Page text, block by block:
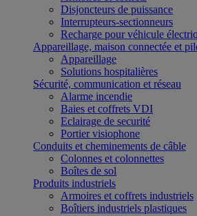
Disjoncteurs de puissance
Interrupteurs-sectionneurs
Recharge pour véhicule
Appareillage, maison connectée et
Appareillage
Solutions hospitalières
Sécurité, communication et réseau
Alarme incendie
Baies et coffrets VDI
Eclairage de securité
Portier visiophone
Conduits et cheminements de câble
Colonnes et colonnettes
Boîtes de sol
Produits industriels
Armoires et coffrets industriels
Boîtiers industriels plastiques